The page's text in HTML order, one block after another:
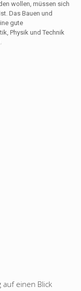
wollen, müssen sich
Das Bauen und
gute
Physik und Technik
einen Blick